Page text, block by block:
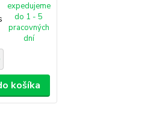
expedujeme
do 1 - 5
pracovných
dní
košíka